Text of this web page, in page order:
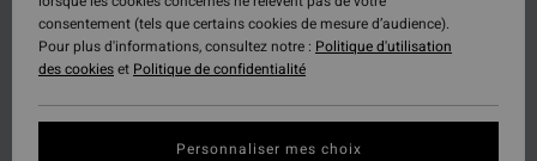
consentement (tels que certains cookies de mesure d’audience).
Pour plus d'informations, consultez notre : Politique d'utilisation
des cookieset Politique de confidentialité
Personnaliser mes choix